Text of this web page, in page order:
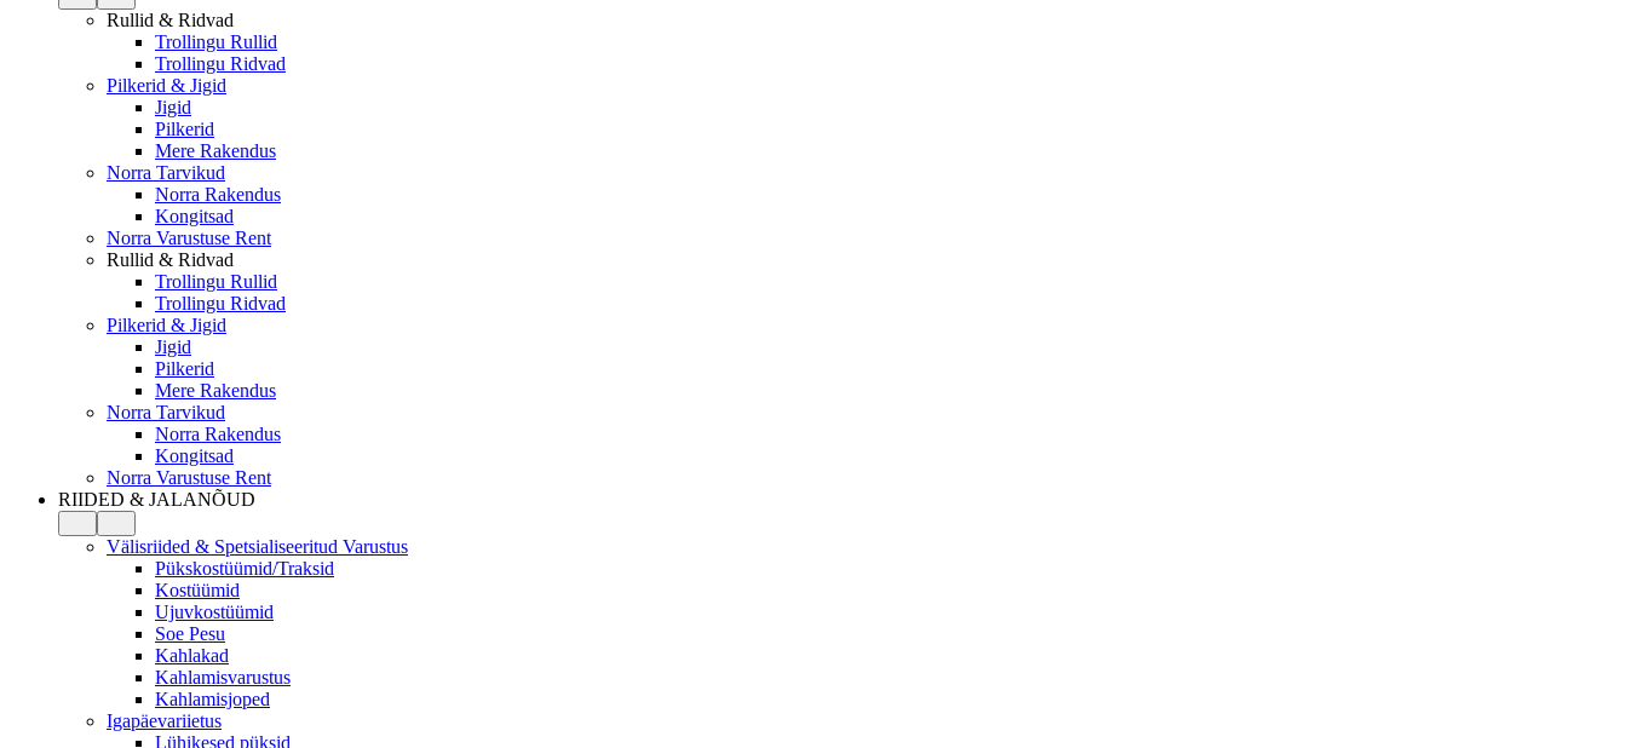
Rullid & Ridvad
Trollingu Rullid
Trollingu Ridvad
Pilkerid & Jigid
Jigid
Pilkerid
Mere Rakendus
Norra Tarvikud
Norra Rakendus
Kongitsad
Norra Varustuse Rent
Rullid & Ridvad
Trollingu Rullid
Trollingu Ridvad
Pilkerid & Jigid
Jigid
Pilkerid
Mere Rakendus
Norra Tarvikud
Norra Rakendus
Kongitsad
Norra Varustuse Rent
RIIDED & JALANÕUD
Välisriided & Spetsialiseeritud Varustus
Pükskostüümid/Traksid
Kostüümid
Ujuvkostüümid
Soe Pesu
Kahlakad
Kahlamisvarustus
Kahlamisjoped
Igapäevariietus
Lühikesed püksid